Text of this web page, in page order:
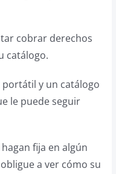
cobrar derechos
catálogo.
y un catálogo
le puede seguir
fija en algún
a ver cómo su